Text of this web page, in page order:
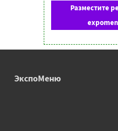
Разместите
ЭкспоМеню